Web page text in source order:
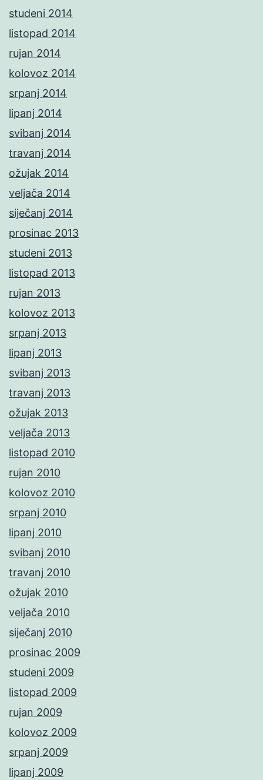
studeni 2014
listopad 2014
rujan 2014
kolovoz 2014
srpanj 2014
lipanj 2014
svibanj 2014
travanj 2014
ožujak 2014
veljača 2014
siječanj 2014
prosinac 2013
studeni 2013
listopad 2013
rujan 2013
kolovoz 2013
srpanj 2013
lipanj 2013
svibanj 2013
travanj 2013
ožujak 2013
veljača 2013
listopad 2010
rujan 2010
kolovoz 2010
srpanj 2010
lipanj 2010
svibanj 2010
travanj 2010
ožujak 2010
veljača 2010
siječanj 2010
prosinac 2009
studeni 2009
listopad 2009
rujan 2009
kolovoz 2009
srpanj 2009
lipanj 2009